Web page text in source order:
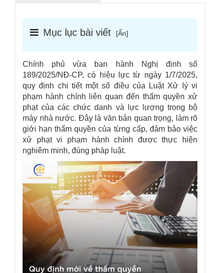
Mục lục bài viết [Ẩn]
Chính phủ vừa ban hành Nghị định số
189/2025/NĐ-CP, có hiệu lực từ ngày 1/7/2025,
quy định chi tiết một số điều của Luật Xử lý vi
phạm hành chính liên quan đến thẩm quyền xử
phạt của các chức danh và lực lượng trong bộ
máy nhà nước. Đây là văn bản quan trọng, làm rõ
giới hạn thẩm quyền của từng cấp, đảm bảo việc
xử phạt vi phạm hành chính được thực hiện
nghiêm minh, đúng pháp luật.